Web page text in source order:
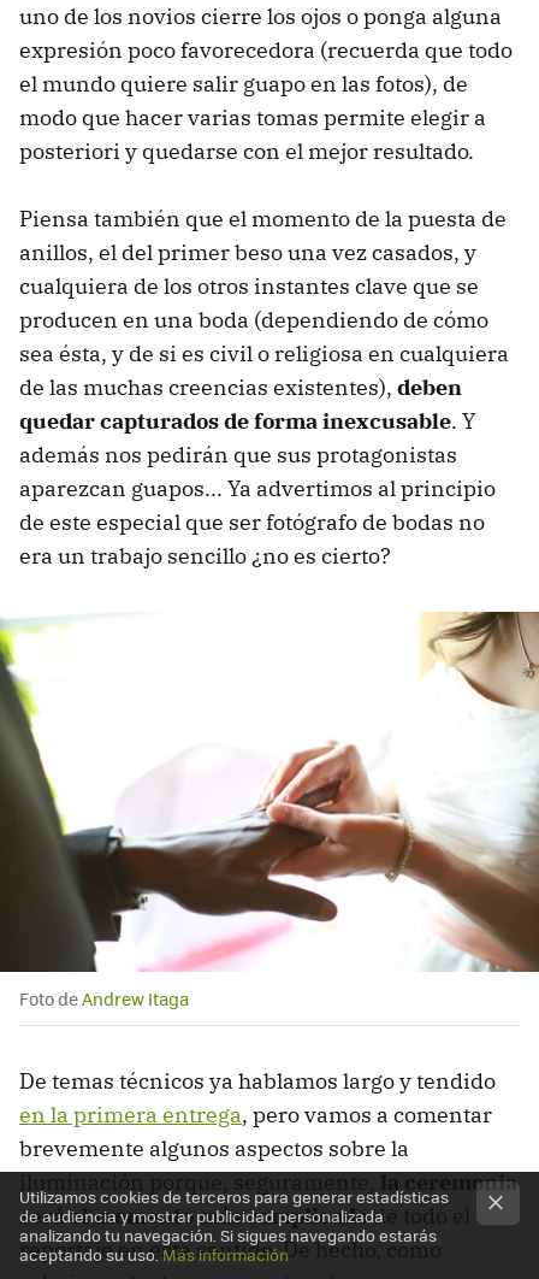
uno de los novios cierre los ojos o ponga alguna
expresión poco favorecedora (recuerda que todo
el mundo quiere salir guapo en las fotos), de
modo que hacer varias tomas permite elegir a
posteriori y quedarse con el mejor resultado.
Piensa también que el momento de la puesta de
anillos, el del primer beso una vez casados, y
cualquiera de los otros instantes clave que se
producen en una boda (dependiendo de cómo
sea ésta, y de si es civil o religiosa en cualquiera
de las muchas creencias existentes), deben
quedar capturados de forma inexcusable. Y
además nos pedirán que sus protagonistas
aparezcan guapos... Ya advertimos al principio
de este especial que ser fotógrafo de bodas no
era un trabajo sencillo ¿no es cierto?
Foto deAndrew Itaga
De temas técnicos ya hablamos largo y tendido
en la primera entrega, pero vamos a comentar
brevemente algunos aspectos sobre la
iluminación porque, seguramente, la ceremonia
será el momento más complicadode todo el
reportaje en este sentido. De hecho, como
Utilizamos cookies de terceros para generar estadísticas
de audiencia y mostrar publicidad personalizada
analizando tu navegación. Si sigues navegando estarás
aceptando su uso. Más información